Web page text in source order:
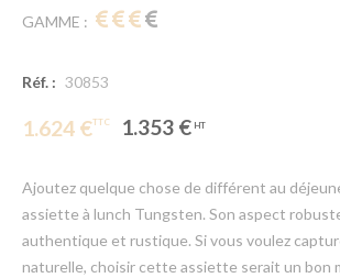
GAMME :
Réf. : 30853
1.624 € 1.353 €
Ajoutez quelque chose de différent au
assiette à lunch Tungsten. Son aspect
authentique et rustique. Si vous voulez
naturelle, choisir cette assiette serait un bon